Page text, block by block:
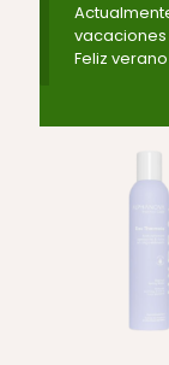
vacaciones
Feliz